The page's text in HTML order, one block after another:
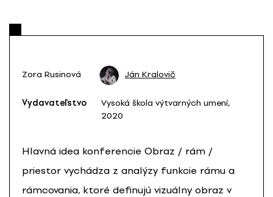
Zora Rusinová Ján Kralovič
Vydavateľstvo
Vysoká škola výtvarných umení,
2020
Hlavná idea konferencie Obraz / rám /
priestor vychádza z analýzy funkcie rámu a
rámcovania, ktoré definujú vizuálny obraz v